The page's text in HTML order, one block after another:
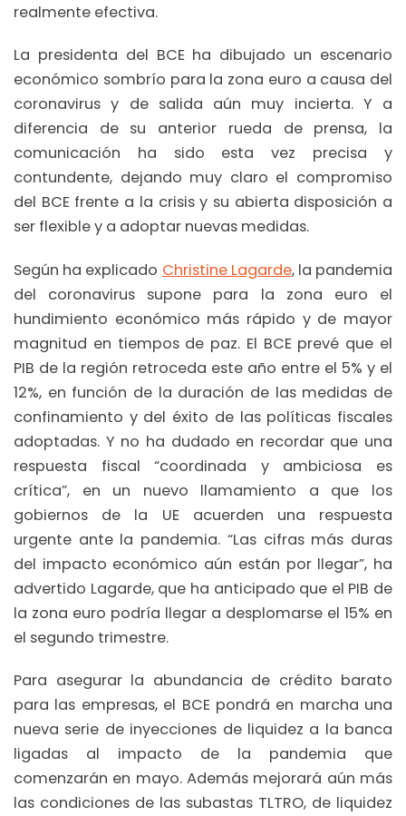
realmente efectiva.
La presidenta del BCE ha dibujado un escenario
económico sombrío para la zona euro a causa del
coronavirus y de salida aún muy incierta. Y a
diferencia de su anterior rueda de prensa, la
comunicación ha sido esta vez precisa y
contundente, dejando muy claro el compromiso
del BCE frente a la crisis y su abierta disposición a
ser flexible y a adoptar nuevas medidas.
Según ha explicado Christine Lagarde, la pandemia
del coronavirus supone para la zona euro el
hundimiento económico más rápido y de mayor
magnitud en tiempos de paz. El BCE prevé que el
PIB de la región retroceda este año entre el 5% y el
12%, en función de la duración de las medidas de
confinamiento y del éxito de las políticas fiscales
adoptadas. Y no ha dudado en recordar que una
respuesta fiscal “coordinada y ambiciosa es
crítica”, en un nuevo llamamiento a que los
gobiernos de la UE acuerden una respuesta
urgente ante la pandemia. “Las cifras más duras
del impacto económico aún están por llegar”, ha
advertido Lagarde, que ha anticipado que el PIB de
la zona euro podría llegar a desplomarse el 15% en
el segundo trimestre.
Para asegurar la abundancia de crédito barato
para las empresas, el BCE pondrá en marcha una
nueva serie de inyecciones de liquidez a la banca
ligadas al impacto de la pandemia que
comenzarán en mayo. Además mejorará aún más
las condiciones de las subastas TLTRO, de liquidez